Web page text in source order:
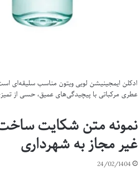
ادکلن ایمجینیشن لویی ویتون مناسب سلیقه‌ای
عطری مرکباتی با پیچیدگی‌های عمیق، حسی از
نمونه متن شکایت
غیر مجاز به شهرداری
24/02/1404